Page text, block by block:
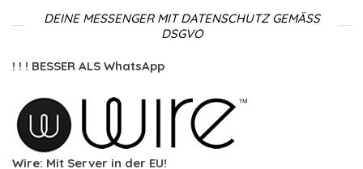
DEINE MESSENGER MIT DATENSCHUTZ GEMÄSS D
SGVO
! ! ! BESSER ALS WhatsApp
Wire: Mit Server in der EU!